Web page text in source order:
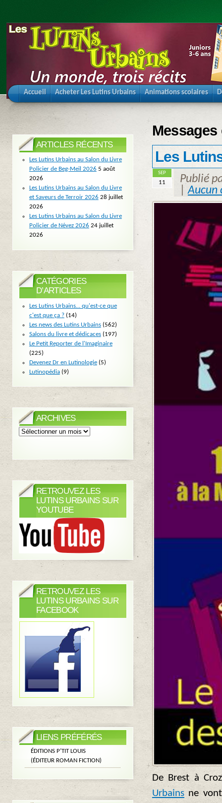
Accueil Acheter Les Lutins Urbains Animations scolaires
Les
SEP
11
Publié
|Aucun
De Brest à
Urbains ne
ARTICLES RÉCENTS
Les Lutins Urbains au Salon du Livre
Policier de Beg-Meil 2026 5 août
2026
Les Lutins Urbains au Salon du Livre
et Saveurs de Terroir 2026 28 juillet
2026
Les Lutins Urbains au Salon du Livre
Policier de Névez 2026 24 juillet
2026
CATÉGORIES
D’ARTICLES
Les Lutins Urbains… qu'est-ce que
c'est que ça ?(14)
Les news des Lutins Urbains(562)
Salons du livre et dédicaces(197)
Le Petit Reporter de l'Imaginaire
(225)
Devenez Dr en Lutinologie(5)
Lutinopédia(9)
ARCHIVES
Archives
RETROUVEZ LES
LUTINS URBAINS SUR
YOUTUBE
RETROUVEZ LES
LUTINS URBAINS SUR
FACEBOOK
LIENS PRÉFÉRÉS
ÉDITIONS P’TIT LOUIS
(ÉDITEUR ROMAN FICTION)